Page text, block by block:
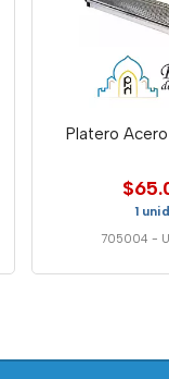
Platero
1
705004 -